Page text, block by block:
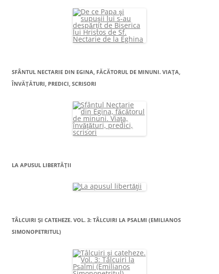
SFÂNTUL NECTARIE DIN EGINA, FĂCĂTORUL DE MINUNI. VIAŢA,
ÎNVĂŢĂTURI, PREDICI, SCRISORI
LA APUSUL LIBERTĂŢII
TÂLCUIRI ŞI CATEHEZE. VOL. 3: TÂLCUIRI LA PSALMI (EMILIANOS
SIMONOPETRITUL)